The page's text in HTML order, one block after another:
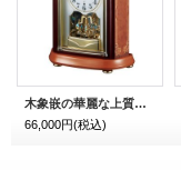
木象嵌の華麗な上質なデザイン置時計
66,000円(税込)